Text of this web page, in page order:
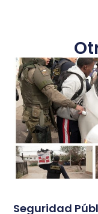
Seguridad